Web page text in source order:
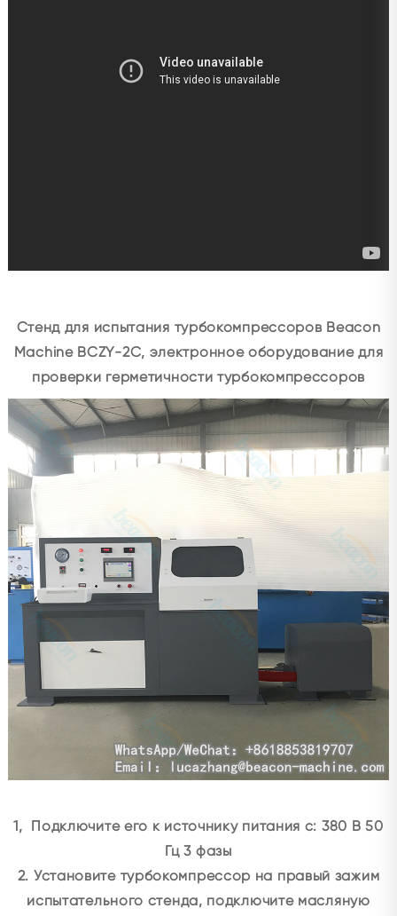
Стенд для испытания турбокомпрессоров Beacon
Machine BCZY-2C, электронное оборудование для
проверки герметичности турбокомпрессоров
1, Подключите его к источнику питания с: 380 В 50
Гц 3 фазы
2. Установите турбокомпрессор на правый зажим
испытательного стенда, подключите масляную